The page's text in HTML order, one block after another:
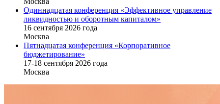
Одиннадцатая конференция «Эффективное управление
ликвидностью и оборотным капиталом»
16 cентября 2026 года
Москва
Пятнадцатая конференция «Корпоративное
бюджетирование»
17-18 сентября 2026 года
Москва